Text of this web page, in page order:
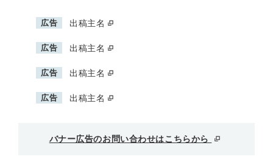
広告 出稿主名
広告 出稿主名
広告 出稿主名
広告 出稿主名
バナー広告のお問い合わせはこちらから